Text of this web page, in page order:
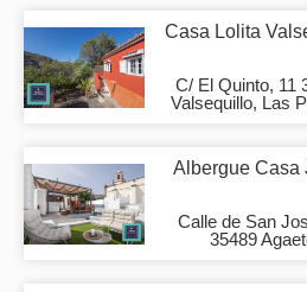
Casa Lolita
C/ El Quinto, 11
Valsequillo, Las
Albergue Casa
Calle de San
35489